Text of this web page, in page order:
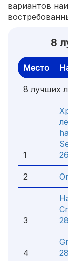
вариантов
8
Место
8 лучших
1
2
3
4